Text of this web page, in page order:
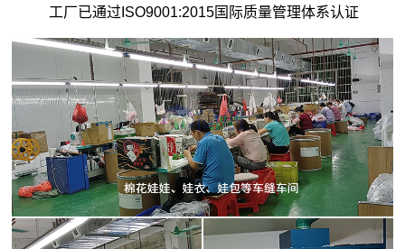
工厂已通过ISO9001:2015国际质量管理体系认证